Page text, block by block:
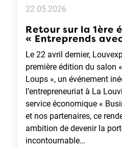
22.05.2026
Retour sur la 1ère
« Entreprends
Le 22 avril dernier,
première édition du salon
Loups », un événement
l’entrepreneuriat à La
service économique «
et nos partenaires, ce
ambition de devenir la
incontournable…